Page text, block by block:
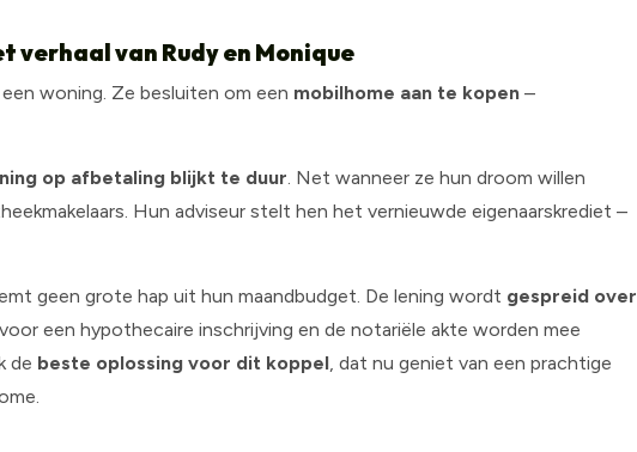
verhaal van Rudy en Monique
woning. Ze besluiten om een mobilhome aan te kopen –
op afbetaling blijkt te duur. Net wanneer ze hun droom willen
Hun adviseur stelt hen het vernieuwde eigenaarskrediet –
geen grote hap uit hun maandbudget. De lening wordt gespreid over
een hypothecaire inschrijving en de notariële akte worden mee
de beste oplossing voor dit koppel, dat nu geniet van een prachtige